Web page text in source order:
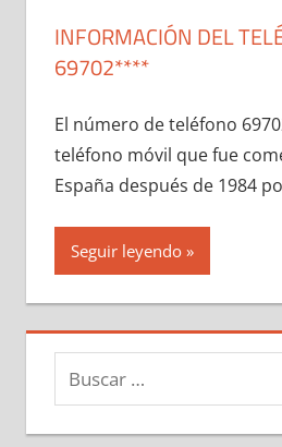
INFORMACIÓN DEL
69702****
El número dе teléfono
teléfono móvil quе fue
España después dе 1984
Seguir leyendo
Buscar: